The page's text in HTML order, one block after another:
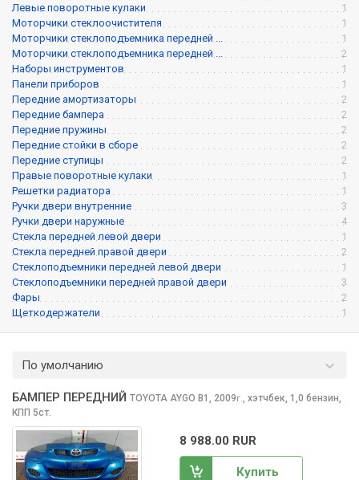
Левые поворотные кулаки
1
Моторчики стеклоочистителя
1
Моторчики стеклоподъемника передней ...
1
Моторчики стеклоподъемника передней ...
2
Наборы инструментов
1
Панели приборов
1
Передние амортизаторы
2
Передние бампера
2
Передние пружины
2
Передние стойки в сборе
2
Передние ступицы
2
Правые поворотные кулаки
1
Решетки радиатора
1
Ручки двери внутренние
3
Ручки двери наружные
4
Стекла передней левой двери
1
Стекла передней правой двери
2
Стеклоподъемники передней левой двери
1
Стеклоподъемники передней правой двери
3
Фары
2
Щеткодержатели
1
По умолчанию
БАМПЕР ПЕРЕДНИЙ TOYOTA AYGO B1, 2009г., хэтчбек, 1,0 бензин,
КПП 5ст.
8 988.00 RUR
Купить